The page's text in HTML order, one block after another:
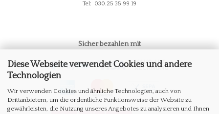
Diese Webseite verwendet Cookies und andere
Technologien
Wir verwenden Cookies und ähnliche Technologien, auch von
Drittanbietern, um die ordentliche Funktionsweise der Website zu
gewährleisten, die Nutzung unseres Angebotes zu analysieren und Ihnen
Tel: 030.25 35 99 19
Sicher bezahlen mit